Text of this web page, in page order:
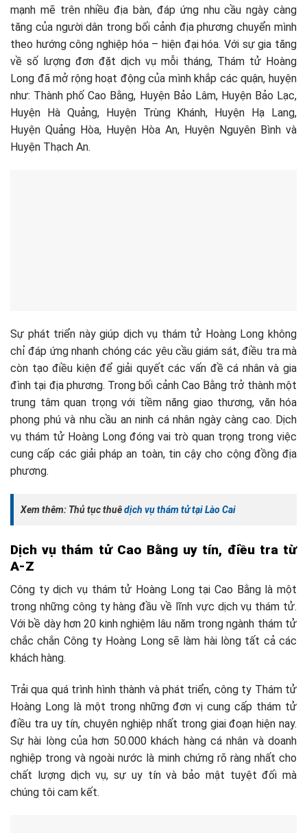
mạnh mẽ trên nhiều địa bàn, đáp ứng nhu cầu ngày càng
tăng của người dân trong bối cảnh địa phương chuyển mình
theo hướng công nghiệp hóa – hiện đại hóa. Với sự gia tăng
về số lượng đơn đặt dịch vụ mỗi tháng, Thám tử Hoàng
Long đã mở rộng hoạt động của mình khắp các quận, huyện
như: Thành phố Cao Bằng, Huyện Bảo Lâm, Huyện Bảo Lạc,
Huyện Hà Quảng, Huyện Trùng Khánh, Huyện Hạ Lang,
Huyện Quảng Hòa, Huyện Hòa An, Huyện Nguyên Bình và
Huyện Thạch An.
Sự phát triển này giúp dịch vụ thám tử Hoàng Long không
chỉ đáp ứng nhanh chóng các yêu cầu giám sát, điều tra mà
còn tạo điều kiện để giải quyết các vấn đề cá nhân và gia
đình tại địa phương. Trong bối cảnh Cao Bằng trở thành một
trung tâm quan trọng với tiềm năng giao thương, văn hóa
phong phú và nhu cầu an ninh cá nhân ngày càng cao. Dịch
vụ thám tử Hoàng Long đóng vai trò quan trọng trong việc
cung cấp các giải pháp an toàn, tin cậy cho cộng đồng địa
phương.
Xem thêm: Thủ tục thuêdịch vụ thám tử tại Lào Cai
Dịch vụ thám tử Cao Bằng uy tín, điều tra từ
A-Z
Công ty dịch vụ thám tử Hoàng Long tại Cao Bằng là một
trong những công ty hàng đầu về lĩnh vực dịch vụ thám tử.
Với bề dày hơn 20 kinh nghiệm lâu năm trong ngành thám tử
chắc chắn Công ty Hoàng Long sẽ làm hài lòng tất cả các
khách hàng.
Trải qua quá trình hình thành và phát triển, công ty Thám tử
Hoàng Long là một trong những đơn vị cung cấp thám tử
điều tra uy tín, chuyên nghiệp nhất trong giai đoạn hiện nay.
Sự hài lòng của hơn 50.000 khách hàng cá nhân và doanh
nghiệp trong và ngoài nước là minh chứng rõ ràng nhất cho
chất lượng dịch vụ, sự uy tín và bảo mật tuyệt đối mà
chúng tôi cam kết.